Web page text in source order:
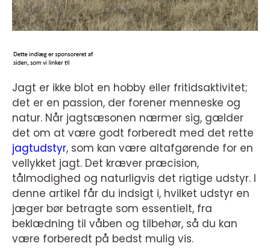
Jagt er ikke blot en hobby eller fritidsaktivitet;
det er en passion, der forener menneske og
natur. Når jagtsæsonen nærmer sig, gælder
det om at være godt forberedt med det rette
jagtudstyr, som kan være altafgørende for en
vellykket jagt. Det kræver præcision,
tålmodighed og naturligvis det rigtige udstyr. I
denne artikel får du indsigt i, hvilket udstyr en
jæger bør betragte som essentielt, fra
beklædning til våben og tilbehør, så du kan
være forberedt på bedst mulig vis.